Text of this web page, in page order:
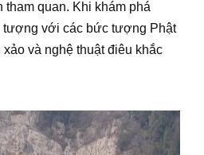
tham quan. Khi khám phá
tượng với các bức tượng Phật
và nghệ thuật điêu khắc